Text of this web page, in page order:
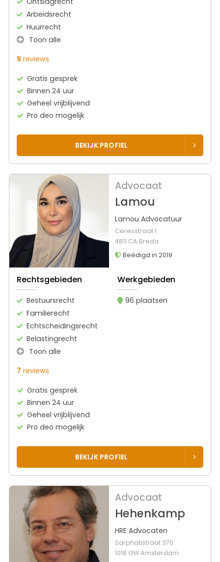
Arbeidsrecht
Huurrecht
Toon alle
9 reviews
Gratis gesprek
Binnen 24 uur
Geheel vrijblijvend
Pro deo mogelijk
BEKIJK PROFIEL
Advocaat
Lamou
Lamou Advocatuur
Ceresstraat 1
4811 CA Breda
Beëdigd in 2019
Rechtsgebieden
Bestuursrecht
Familierecht
Echtscheidingsrecht
Belastingrecht
Toon alle
Werkgebieden
96 plaatsen
7 reviews
Gratis gesprek
Binnen 24 uur
Geheel vrijblijvend
Pro deo mogelijk
BEKIJK PROFIEL
Advocaat
Hehenkamp
HRE Advocaten
Sarphatistraat 370
1018 GW Amsterdam